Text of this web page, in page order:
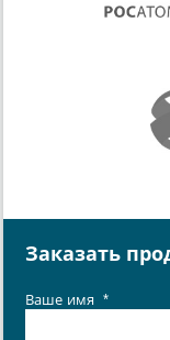
Заказать
Ваше имя *